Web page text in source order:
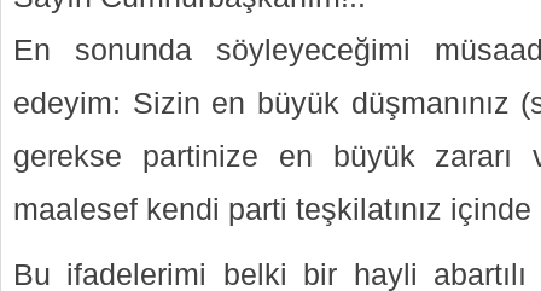
En sonunda söyleyeceğimi
edeyim: Sizin en büyük düşmanınız
gerekse partinize en büyük zararı
maalesef kendi parti teşkilatınız
Bu ifadelerimi belki bir hayli